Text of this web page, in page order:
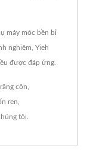
máy móc bền bỉ
nghiệm, Yieh
được đáp ứng.
côn
ren
tôi